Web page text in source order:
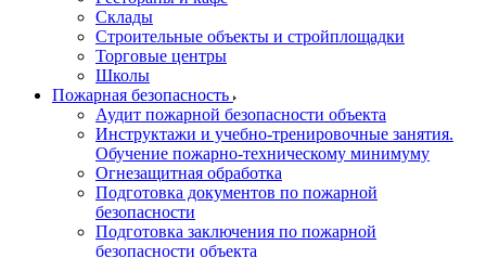
Склады
Строительные объекты и стройплощадки
Торговые центры
Школы
Пожарная безопасность
Аудит пожарной безопасности объекта
Инструктажи и учебно-тренировочные занятия.
Обучение пожарно-техническому минимуму
Огнезащитная обработка
Подготовка документов по пожарной
безопасности
Подготовка заключения по пожарной
безопасности объекта